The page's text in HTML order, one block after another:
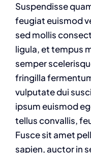
Suspendisse
feugiat euismod
sed mollis
ligula, et tempus
semper
fringilla
vulputate dui
ipsum euismod
tellus convallis,
Fusce sit amet
sapien, auctor in